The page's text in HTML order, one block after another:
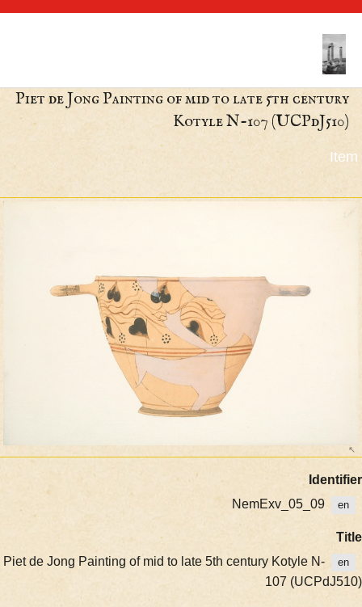
Piet de Jong Painting of mid to late 5th
Kotyle N-107
NemExv_05_09
Piet de Jong Painting of mid to late 5th century Kotyle N-
107